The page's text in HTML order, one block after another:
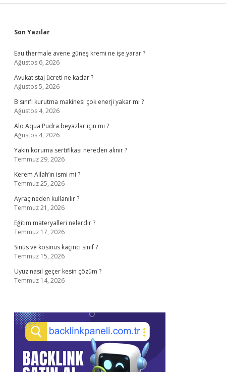
Sidebar
Son Yazılar
Eau thermale avene güneş kremi ne işe yarar ?
Ağustos 6, 2026
Avukat staj ücreti ne kadar ?
Ağustos 5, 2026
B sınıfı kurutma makinesi çok enerji yakar mı ?
Ağustos 4, 2026
Alo Aqua Pudra beyazlar için mi ?
Ağustos 4, 2026
Yakın koruma sertifikası nereden alınır ?
Temmuz 29, 2026
Kerem Allah’ın ismi mi ?
Temmuz 25, 2026
Ayraç neden kullanılır ?
Temmuz 21, 2026
Eğitim materyalleri nelerdir ?
Temmuz 17, 2026
Sinüs ve kosinüs kaçıncı sınıf ?
Temmuz 15, 2026
Uyuz nasıl geçer kesin çözüm ?
Temmuz 14, 2026